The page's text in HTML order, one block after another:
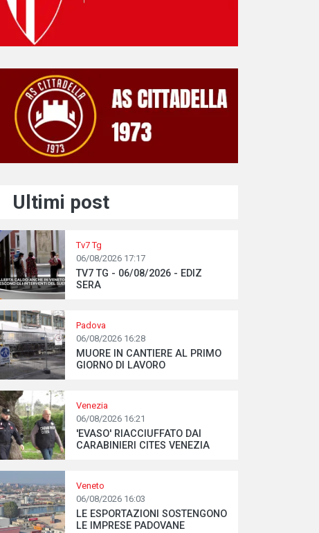
Ultimi post
Tv7 Tg
06/08/2026 17:17
TV7 TG - 06/08/2026 - EDIZ
SERA
Padova
06/08/2026 16:28
MUORE IN CANTIERE AL PRIMO
GIORNO DI LAVORO
Venezia
06/08/2026 16:21
'EVASO' RIACCIUFFATO DAI
CARABINIERI CITES VENEZIA
Veneto
06/08/2026 16:03
LE ESPORTAZIONI SOSTENGONO
LE IMPRESE PADOVANE